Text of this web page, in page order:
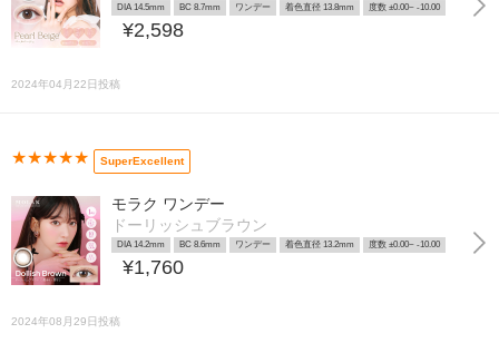
DIA 14.5mm BC 8.7mm ワンデー 着色直径 13.8mm 度数 ±0.00~ -10.00
¥2,598
2024年04月22日投稿
★★★★★ SuperExcellent
モラク ワンデー
ドーリッシュブラウン
DIA 14.2mm BC 8.6mm ワンデー 着色直径 13.2mm 度数 ±0.00~ -10.00
¥1,760
2024年08月29日投稿